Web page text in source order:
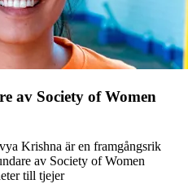
av Society of Women
Krishna är en framgångsrik
av Society of Women
till tjejer